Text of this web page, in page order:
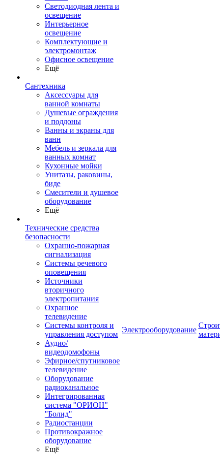
Светодиодная лента и
освещение
Интерьерное
освещение
Комплектующие и
электромонтаж
Офисное освещение
Ещё
Сантехника
Аксессуары для
ванной комнаты
Душевые ограждения
и поддоны
Ванны и экраны для
ванн
Мебель и зеркала для
ванных комнат
Кухонные мойки
Унитазы, раковины,
биде
Смесители и душевое
оборудование
Ещё
Технические средства
безопасности
Охранно-пожарная
сигнализация
Системы речевого
оповещения
Источники
вторичного
электропитания
Охранное
телевидение
Системы контроля и
управления доступом
Аудио/
видеодомофоны
Эфирное/спутниковое
телевидение
Оборудование
радиоканальное
Интегрированная
система "ОРИОН"
"Болид"
Радиостанции
Противокражное
оборудование
Ещё
Электрооборудование